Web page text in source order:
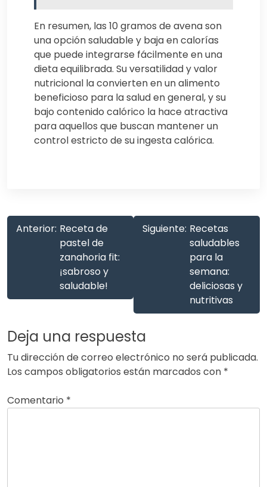
En resumen, las 10 gramos de avena son
una opción saludable y baja en calorías
que puede integrarse fácilmente en una
dieta equilibrada. Su versatilidad y valor
nutricional la convierten en un alimento
beneficioso para la salud en general, y su
bajo contenido calórico la hace atractiva
para aquellos que buscan mantener un
control estricto de su ingesta calórica.
Anterior: Receta de
pastel de
zanahoria fit:
¡sabroso y
saludable!
Siguiente: Recetas
saludables
para la
semana:
deliciosas y
nutritivas
Deja una respuesta
Tu dirección de correo electrónico no será publicada.
Los campos obligatorios están marcados con *
Comentario *